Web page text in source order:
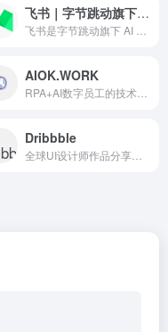
飞书｜字节跳动旗下AI工作平台
AIOK.WORK
Dribbble